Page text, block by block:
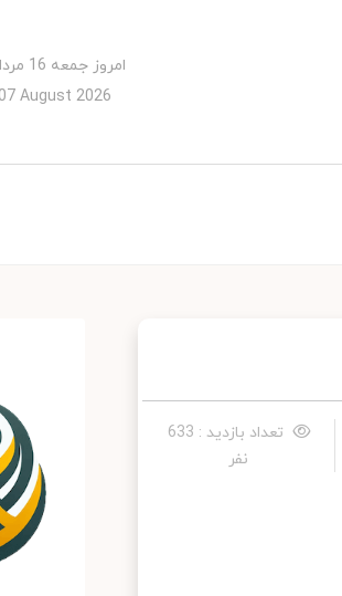
امروز جمعه 16 مرداد 1405
07 August 2026
تعداد بازدید : 633
نفر